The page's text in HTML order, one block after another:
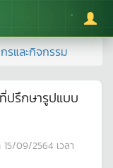
และกิจกรรม
ปรึกษารูปแบบ
15/09/2564 เวลา